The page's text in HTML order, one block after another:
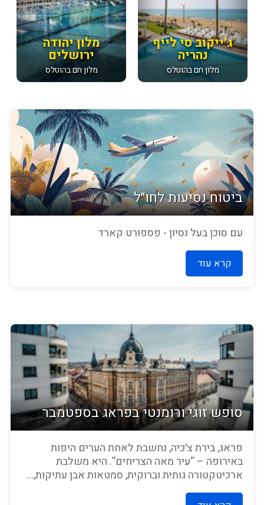
מלון יהודה
ירושלים
מלון חם בהוטלס
ג׳ייקוב סי לייף
נהריה
מלון חם בהוטלס
ביטוח נסיעות לחו״ל
עם סוכן בעל נסיון - פספורט קארד
קרא עוד
סופש זוגי ורומנטי בפראג בספטמבר
פראג, בירת צ׳כיה, נחשבת לאחת הערים היפות
באירופה – “עיר מאה הצריחים”. היא משלבת
ארכיטקטורה גותית וברוקית, סמטאות אבן עתיקות,...